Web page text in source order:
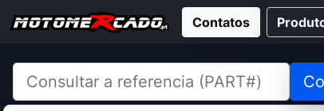
Contatos